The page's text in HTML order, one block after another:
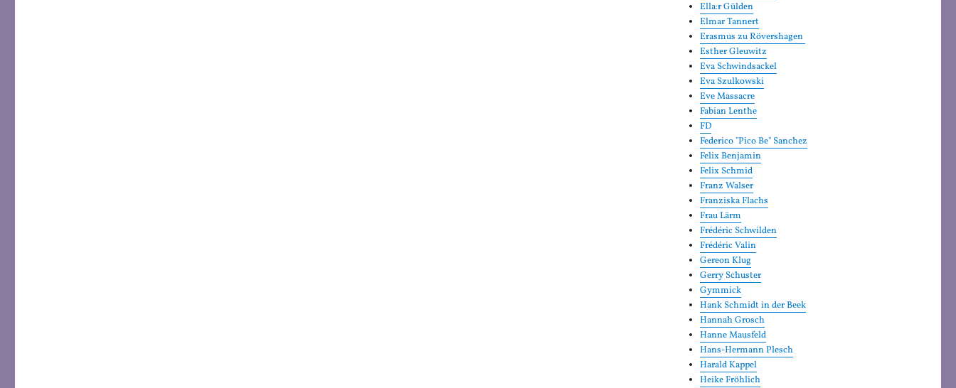
Ella:r Gülden
Elmar Tannert
Erasmus zu Rövershagen
Esther Gleuwitz
Eva Schwindsackel
Eva Szulkowski
Eve Massacre
Fabian Lenthe
FD
Federico "Pico Be" Sanchez
Felix Benjamin
Felix Schmid
Franz Walser
Franziska Flachs
Frau Lärm
Frédéric Schwilden
Frédéric Valin
Gereon Klug
Gerry Schuster
Gymmick
Hank Schmidt in der Beek
Hannah Grosch
Hanne Mausfeld
Hans-Hermann Plesch
Harald Kappel
Heike Fröhlich